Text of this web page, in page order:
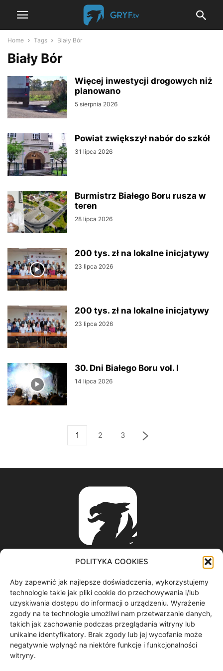
POLITYKA COOKIES
Aby zapewnić jak najlepsze doświadczenia, wykorzystujemy
technologie takie jak pliki cookie do przechowywania i/lub
uzyskiwania dostępu do informacji o urządzeniu. Wyrażenie
zgody na te technologie umożliwi nam przetwarzanie danych,
takich jak zachowanie podczas przeglądania witryny lub
unikalne identyfikatory. Brak zgody lub jej wycofanie może
negatywnie wpłynąć na niektóre funkcje i funkcjonalności
witryny.
Home Tags Biały Bór
Biały Bór
Więcej inwestycji drogowych niż
planowano
5 sierpnia 2026
Powiat zwiększył nabór do szkół
31 lipca 2026
Burmistrz Białego Boru rusza w
teren
28 lipca 2026
200 tys. zł na lokalne inicjatywy
23 lipca 2026
200 tys. zł na lokalne inicjatywy
23 lipca 2026
30. Dni Białego Boru vol. I
14 lipca 2026
1 2 3
ABOUT US
informacje z regionu / nagrania filmowe / produkcja video /
spoty reklamowe / materiały graficzne
Contact us:redakcja@gryf.tv